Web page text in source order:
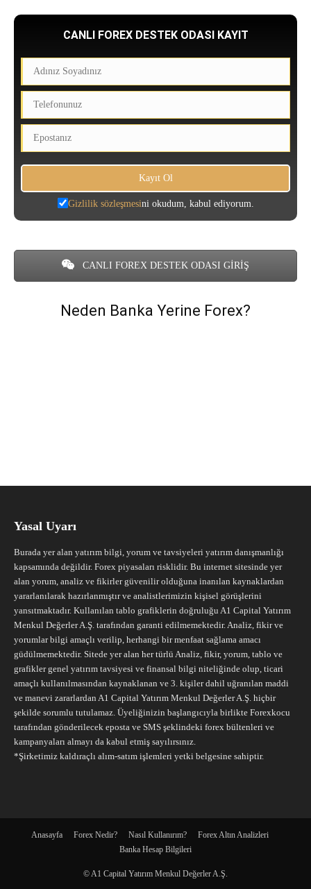
CANLI FOREX DESTEK ODASI KAYIT
Gizlilik sözleşmesini okudum, kabul ediyorum.
CANLI FOREX DESTEK ODASI GİRİŞ
Neden Banka Yerine Forex?
Yasal Uyarı
Burada yer alan yatırım bilgi, yorum ve tavsiyeleri yatırım danışmanlığı
kapsamında değildir. Forex piyasaları risklidir. Bu internet sitesinde yer
alan yorum, analiz ve fikirler güvenilir olduğuna inanılan kaynaklardan
yararlanılarak hazırlanmıştır ve analistlerimizin kişisel görüşlerini
yansıtmaktadır. Kullanılan tablo grafiklerin doğruluğu A1 Capital Yatırım
Menkul Değerler A.Ş. tarafından garanti edilmemektedir. Analiz, fikir ve
yorumlar bilgi amaçlı verilip, herhangi bir menfaat sağlama amacı
güdülmemektedir. Sitede yer alan her türlü Analiz, fikir, yorum, tablo ve
grafikler genel yatırım tavsiyesi ve finansal bilgi niteliğinde olup, ticari
amaçlı kullanılmasından kaynaklanan ve 3. kişiler dahil uğranılan maddi
ve manevi zararlardan A1 Capital Yatırım Menkul Değerler A.Ş. hiçbir
şekilde sorumlu tutulamaz. Üyeliğinizin başlangıcıyla birlikte Forexkocu
tarafından gönderilecek eposta ve SMS şeklindeki forex bültenleri ve
kampanyaları almayı da kabul etmiş sayılırsınız.
*Şirketimiz kaldıraçlı alım-satım işlemleri yetki belgesine sahiptir.
Anasayfa Forex Nedir? Nasıl Kullanırım?
Forex Altın Analizleri
Banka Hesap Bilgileri
© A1 Capital Yatırım Menkul Değerler A.Ş.